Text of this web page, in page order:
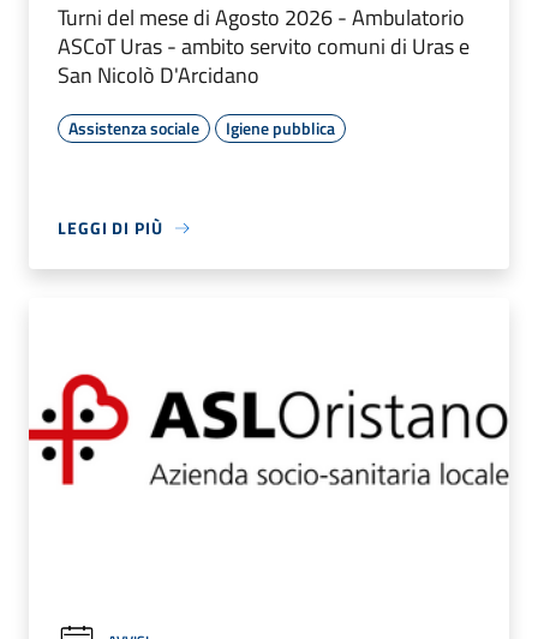
Turni del mese di Agosto 2026 - Ambulatorio
ASCoT Uras - ambito servito comuni di Uras e
San Nicolò D'Arcidano
Assistenza sociale Igiene pubblica
LEGGI DI PIÙ